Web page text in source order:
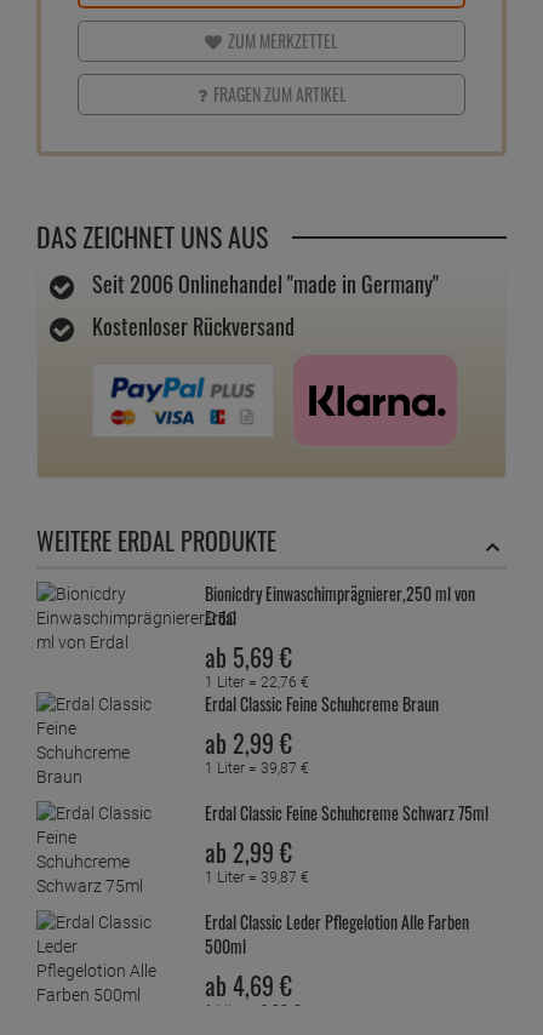
ZUM MERKZETTEL
FRAGEN ZUM ARTIKEL
DAS ZEICHNET UNS AUS
Seit 2006 Onlinehandel "made in Germany"
Kostenloser Rückversand
WEITERE ERDAL PRODUKTE
Bionicdry Einwaschimprägnierer,250 ml von
Erdal
ab 5,69 €
1 Liter =22,76 €
Erdal Classic Feine Schuhcreme Braun
ab 2,99 €
1 Liter = 39,87 €
Erdal Classic Feine Schuhcreme Schwarz 75ml
ab 2,99 €
1 Liter = 39,87 €
Erdal Classic Leder Pflegelotion Alle Farben
500ml
ab 4,69 €
1 Liter = 9, 38 €